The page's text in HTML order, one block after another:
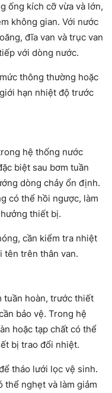
ống kích cỡ vừa và lớn,
không gian. Với nước
đĩa van và trục van
với dòng nước.
thông thường hoặc
hạn nhiệt độ trước
hệ thống nước
biệt sau bơm tuần
dòng chảy ổn định.
có thể hồi ngược, làm
thiết bị.
cần kiểm tra nhiệt
tên trên thân van.
tuần hoàn, trước thiết
bảo vệ. Trong hệ
hoặc tạp chất có thể
bị trao đổi nhiệt.
tháo lưới lọc vệ sinh.
thể nghẹt và làm giảm